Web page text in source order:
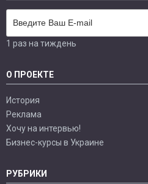
1 раз на тиждень
О ПРОЕКТЕ
История
Реклама
Хочу на интервью!
Бизнес-курсы в Украине
РУБРИКИ